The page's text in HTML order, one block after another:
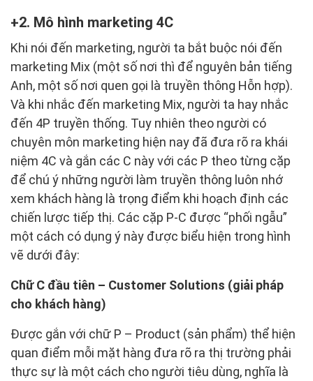
2. Mô hình marketing 4C
Khi nói đến marketing, người ta bắt buộc nói đến
marketing Mix (một số nơi thì để nguyên bản tiếng
Anh, một số nơi quen gọi là truyền thông Hỗn hợp).
Và khi nhắc đến marketing Mix, người ta hay nhắc
đến 4P truyền thống. Tuy nhiên theo người có
chuyên môn marketing hiện nay đã đưa rõ ra khái
niệm 4C và gắn các C này với các P theo từng cặp
để chú ý những người làm truyền thông luôn nhớ
xem khách hàng là trọng điểm khi hoạch định các
chiến lược tiếp thị. Các cặp P-C được “phối ngẫu”
một cách có dụng ý này được biểu hiện trong hình
vẽ dưới đây:
Chữ C đầu tiên – Customer Solutions (giải pháp
cho khách hàng)
Được gắn với chữ P – Product (sản phẩm) thể hiện
quan điểm mỗi mặt hàng đưa rõ ra thị trường phải
thực sự là một cách cho người tiêu dùng, nghĩa là